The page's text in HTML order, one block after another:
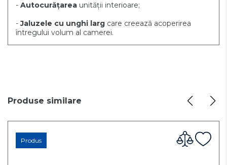
- Autocurățarea unității interioare;
-Jaluzele cu unghi larg care creează acoperirea
întregului volum al camerei.
Produse similare
Produs